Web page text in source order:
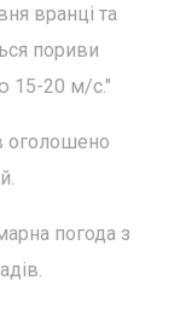
вранці та
пориви
15-20 м/с."
оголошено
погода з